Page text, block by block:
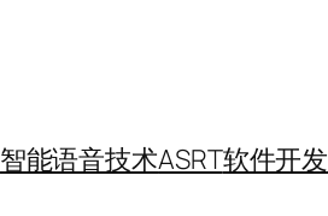
智能语音技术ASRT软件开发